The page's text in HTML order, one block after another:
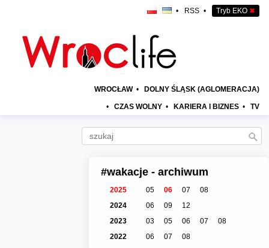
• RSS • Tryb EKO ✖
WROCŁAW • DOLNY ŚLĄSK (AGLOMERACJA)
• CZAS WOLNY • KARIERA I BIZNES • TV
#wakacje - archiwum
2025 05 06 07
08
2024
06 09
12
2023
03 05 06 07
08
2022
06 07 08